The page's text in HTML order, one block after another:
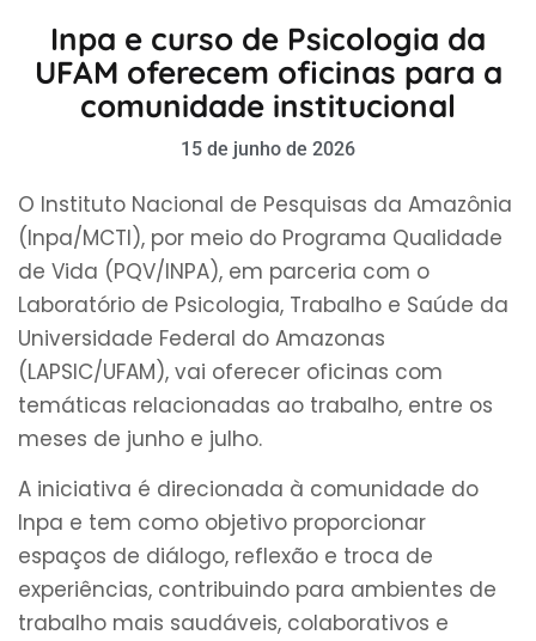
Inpa e curso de Psicologia da
UFAM oferecem oficinas para a
comunidade institucional
15 de junho de 2026
O Instituto Nacional de Pesquisas da Amazônia
(Inpa/MCTI), por meio do Programa Qualidade
de Vida (PQV/INPA), em parceria com o
Laboratório de Psicologia, Trabalho e Saúde da
Universidade Federal do Amazonas
(LAPSIC/UFAM), vai oferecer oficinas com
temáticas relacionadas ao trabalho, entre os
meses de junho e julho.
A iniciativa é direcionada à comunidade do
Inpa e tem como objetivo proporcionar
espaços de diálogo, reflexão e troca de
experiências, contribuindo para ambientes de
trabalho mais saudáveis, colaborativos e